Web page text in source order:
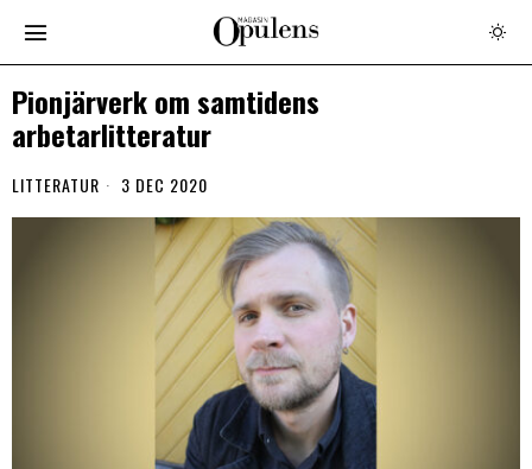
Pionjärverk om samtidens
arbetarlitteratur
LITTERATUR 3 DEC 2020